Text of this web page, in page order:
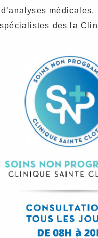
médicales.
des la